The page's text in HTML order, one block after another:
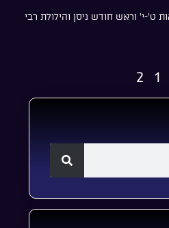
ט’-י’ וראש חודש ניסן והילולת רבי
1
2